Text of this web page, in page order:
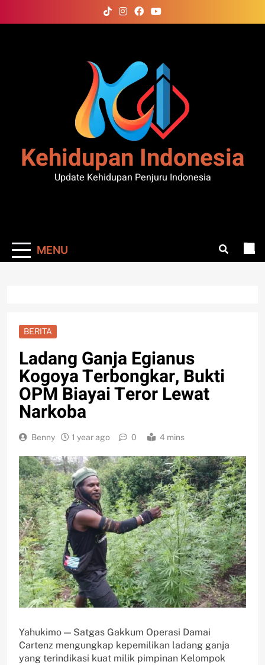
to
Kehidupan Indonesia
Update Kehidupan Penjuru Indonesia
MENU
BERITA
Ladang Ganja Egianus
Kogoya Terbongkar, Bukti
OPM Biayai Teror Lewat
Narkoba
Benny 1 year ago 0 4 mins
Yahukimo — Satgas Gakkum Operasi Damai
Cartenz mengungkap kepemilikan ladang ganja
yang terindikasi kuat milik pimpinan Kelompok